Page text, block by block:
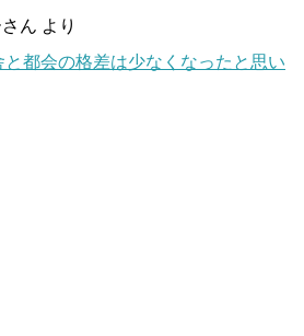
ん より
都会の格差は少なくなったと思い